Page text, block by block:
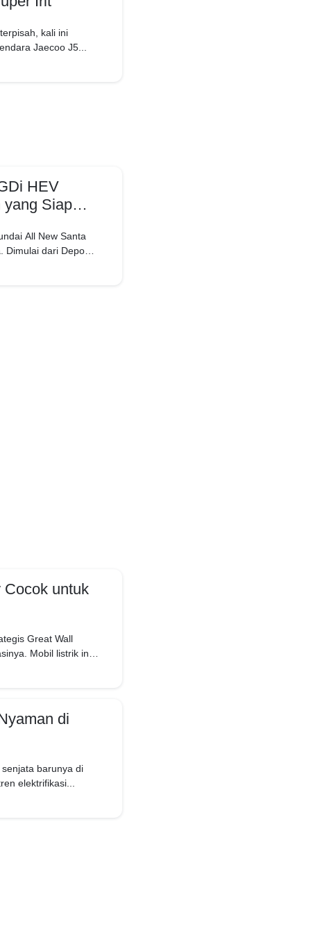
kali ini
Jaecoo J5...
HEV
yang Siap
All New Santa
dari Depok,
Cocok untuk
Great Wall
Mobil listrik ini
di
barunya di
elektrifikasi...